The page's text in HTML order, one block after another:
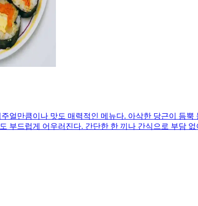
얼만큼이나 맛도 매력적인 메뉴다. 아삭한 당근이 듬
부드럽게 어우러진다. 간단한 한 끼나 간식으로 부담